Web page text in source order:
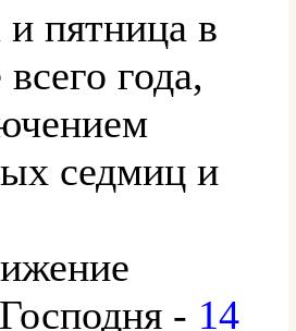
пятница в
года,
седмиц и
- 14